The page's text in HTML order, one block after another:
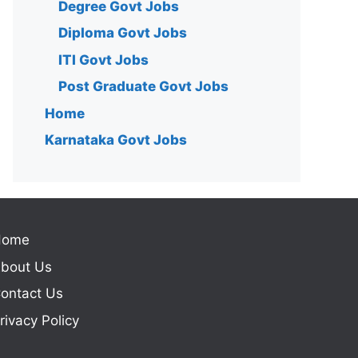
Degree Govt Jobs
Diploma Govt Jobs
ITI Govt Jobs
Post Graduate Govt Jobs
Home
Karnataka Govt Jobs
Us
Us
Policy